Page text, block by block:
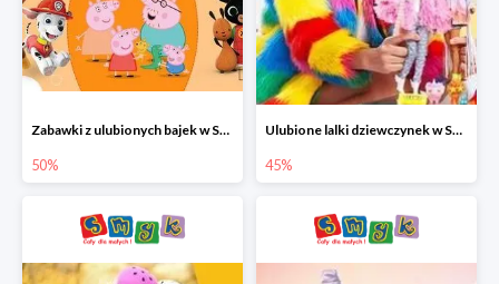
Zabawki z ulubionych bajek w Smyku do -50%
50%
Ulubione lalki dziewczynek w Smyku do -45%
45%